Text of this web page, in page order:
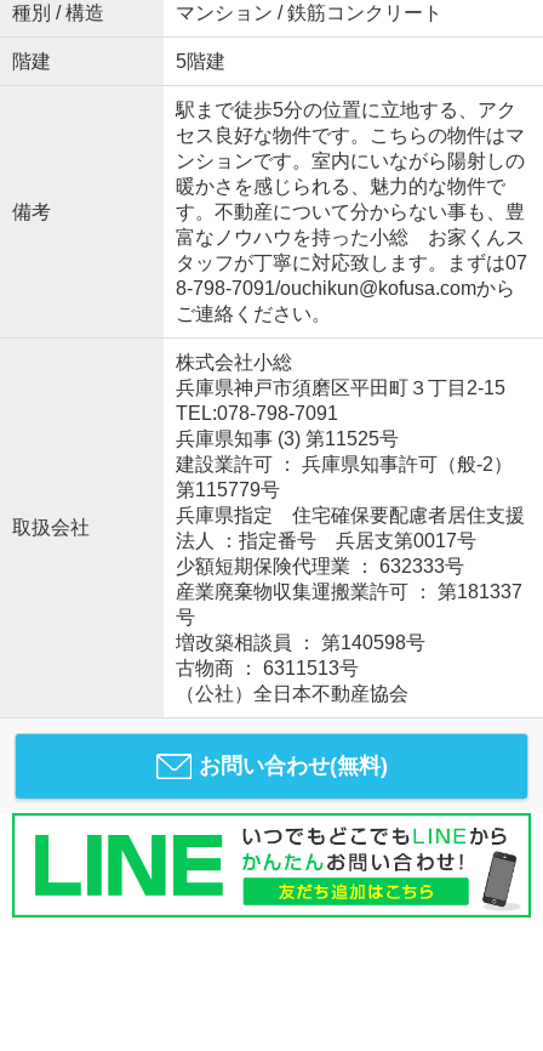
種別 / 構造 マンション / 鉄筋コンクリート
階建 5階建
備考
駅まで徒歩5分の位置に立地する、アク
セス良好な物件です。こちらの物件はマ
ンションです。室内にいながら陽射しの
暖かさを感じられる、魅力的な物件で
す。不動産について分からない事も、豊
富なノウハウを持った小総 お家くんス
タッフが丁寧に対応致します。まずは07
8-798-7091/ouchikun@kofusa.comから
ご連絡ください。
取扱会社
株式会社小総
兵庫県神戸市須磨区平田町３丁目2-15
TEL:078-798-7091
兵庫県知事 (3) 第11525号
建設業許可 ： 兵庫県知事許可（般-2）
第115779号
兵庫県指定 住宅確保要配慮者居住支援
法人 ：指定番号 兵居支第0017号
少額短期保険代理業 ： 632333号
産業廃棄物収集運搬業許可 ： 第181337
号
増改築相談員 ： 第140598号
古物商 ： 6311513号
（公社）全日本不動産協会
お問い合わせ(無料)